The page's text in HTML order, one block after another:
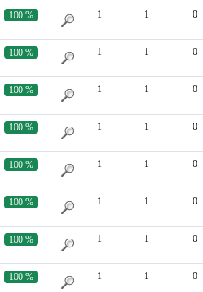
100 % 1 1 0
100 % 1 1 0
100 % 1 1 0
100 % 1 1 0
100 % 1 1 0
100 % 1 1 0
100 % 1 1 0
100 % 1 1 0